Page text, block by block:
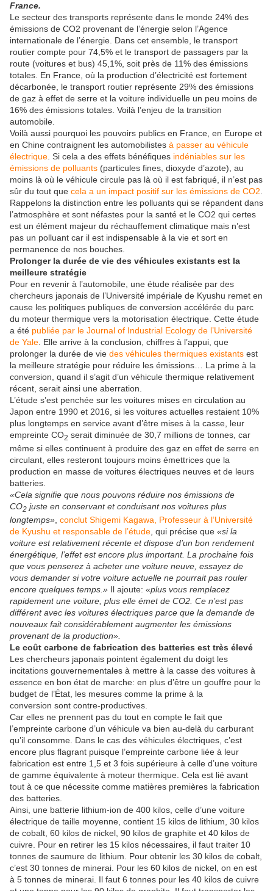
France.
Le secteur des transports représente dans le monde 24% des
émissions de CO2 provenant de l’énergie selon l’Agence
internationale de l’énergie. Dans cet ensemble, le transport
routier compte pour 74,5% et le transport de passagers par la
route (voitures et bus) 45,1%, soit près de 11% des émissions
totales. En France, où la production d’électricité est fortement
décarbonée, le transport routier représente 29% des émissions
de gaz à effet de serre et la voiture individuelle un peu moins de
16% des émissions totales. Voilà l’enjeu de la transition
automobile.
Voilà aussi pourquoi les pouvoirs publics en France, en Europe et
en Chine contraignent les automobilistes à passer au véhicule
électrique . Si cela a des effets bénéfiques indéniables sur les
émissions de polluants (particules fines, dioxyde d’azote), au
moins là où le véhicule circule pas là où il est fabriqué, il n’est pas
sûr du tout que cela a un impact positif sur les émissions de CO2
Rappelons la distinction entre les polluants qui se répandent dans
l’atmosphère et sont néfastes pour la santé et le CO2 qui certes
est un élément majeur du réchauffement climatique mais n’est
pas un polluant car il est indispensable à la vie et sort en
permanence de nos bouches.
Prolonger la durée de vie des véhicules existants est la
meilleure stratégie
Pour en revenir à l’automobile, une étude réalisée par des
chercheurs japonais de l’Université impériale de Kyushu remet en
cause les politiques publiques de conversion accélérée du parc
du moteur thermique vers la motorisation électrique. Cette étude
a été publiée par le Journal of Industrial Ecology de l’Université
de Yale . Elle arrive à la conclusion, chiffres à l’appui, que
prolonger la durée de vie des véhicules thermiques existants est
la meilleure stratégie pour réduire les émissions… La prime à la
conversion, quand il s’agit d’un véhicule thermique relativement
récent, serait ainsi une aberration.
L’étude s’est penchée sur les voitures mises en circulation au
Japon entre 1990 et 2016, si les voitures actuelles restaient 10%
plus longtemps en service avant d’être mises à la casse, leur
empreinte CO2 serait diminuée de 30,7 millions de tonnes, car
même si elles continuent à produire des gaz en effet de serre en
circulant, elles resteront toujours moins émettrices que la
production en masse de voitures électriques neuves et de leurs
batteries.
«Cela signifie que nous pouvons réduire nos émissions de
CO2 juste en conservant et conduisant nos voitures plus
longtemps» conclut Shigemi Kagawa, Professeur à l’Université
de Kyushu et responsable de l’étude , qui précise que «si la
voiture est relativement récente et dispose d’un bon rendement
énergétique, l’effet est encore plus important. La prochaine fois
que vous penserez à acheter une voiture neuve, essayez de
vous demander si votre voiture actuelle ne pourrait pas rouler
encore quelques temps.» Il ajoute: «plus vous remplacez
rapidement une voiture, plus elle émet de CO2. Ce n’est pas
différent avec les voitures électriques parce que la demande de
nouveaux fait considérablement augmenter les émissions
provenant de la production».
Le coût carbone de fabrication des batteries est très élevé
Les chercheurs japonais pointent également du doigt les
incitations gouvernementales à mettre à la casse des voitures à
essence en bon état de marche: en plus d’être un gouffre pour le
budget de l’État, les mesures comme la prime à la
conversion sont contre-productives.
Car elles ne prennent pas du tout en compte le fait que
l’empreinte carbone d’un véhicule va bien au-delà du carburant
qu’il consomme. Dans le cas des véhicules électriques, c’est
encore plus flagrant puisque l’empreinte carbone liée à leur
fabrication est entre 1,5 et 3 fois supérieure à celle d’une voiture
de gamme équivalente à moteur thermique. Cela est lié avant
tout à ce que nécessite comme matières premières la fabrication
des batteries.
Ainsi, une batterie lithium-ion de 400 kilos, celle d’une voiture
électrique de taille moyenne, contient 15 kilos de lithium, 30 kilos
de cobalt, 60 kilos de nickel, 90 kilos de graphite et 40 kilos de
cuivre. Pour en retirer les 15 kilos nécessaires, il faut traiter 10
tonnes de saumure de lithium. Pour obtenir les 30 kilos de cobalt,
c’est 30 tonnes de minerai. Pour les 60 kilos de nickel, on en est
à 5 tonnes de minerai. Il faut 6 tonnes pour les 40 kilos de cuivre